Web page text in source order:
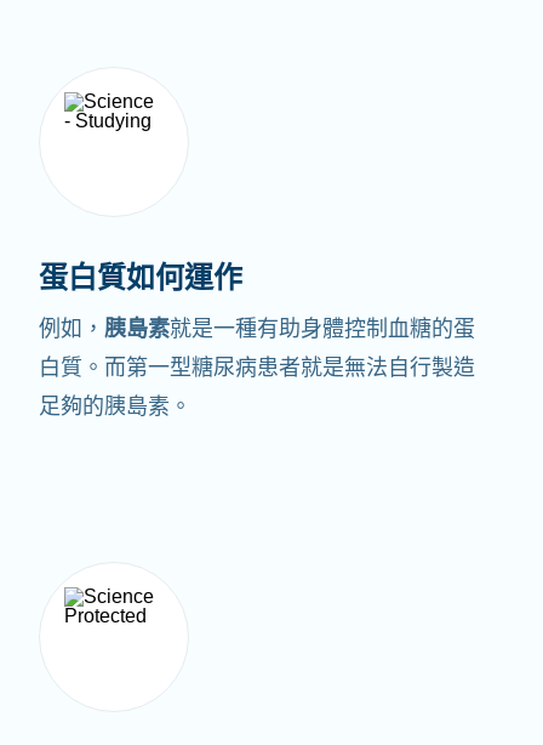
蛋白質如何運作
例如， 胰島素就是一種有助身體控制血糖的蛋
白質。 而第一型糖尿病患者就是無法自行製造
足夠的胰島素。